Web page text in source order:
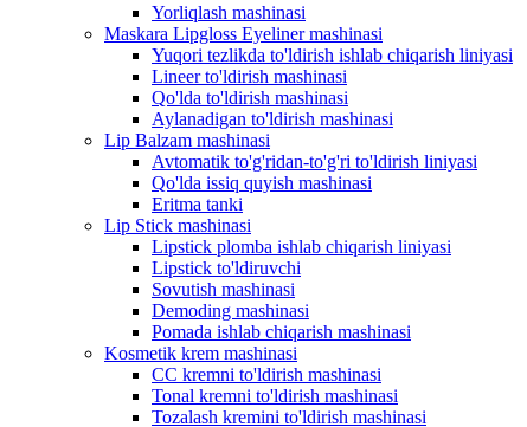
Yorliqlash mashinasi
Maskara Lipgloss Eyeliner mashinasi
Yuqori tezlikda to'ldirish ishlab chiqarish liniyasi
Lineer to'ldirish mashinasi
Qo'lda to'ldirish mashinasi
Aylanadigan to'ldirish mashinasi
Lip Balzam mashinasi
Avtomatik to'g'ridan-to'g'ri to'ldirish liniyasi
Qo'lda issiq quyish mashinasi
Eritma tanki
Lip Stick mashinasi
Lipstick plomba ishlab chiqarish liniyasi
Lipstick to'ldiruvchi
Sovutish mashinasi
Demoding mashinasi
Pomada ishlab chiqarish mashinasi
Kosmetik krem ​​mashinasi
CC kremni to'ldirish mashinasi
Tonal kremni to'ldirish mashinasi
Tozalash kremini to'ldirish mashinasi